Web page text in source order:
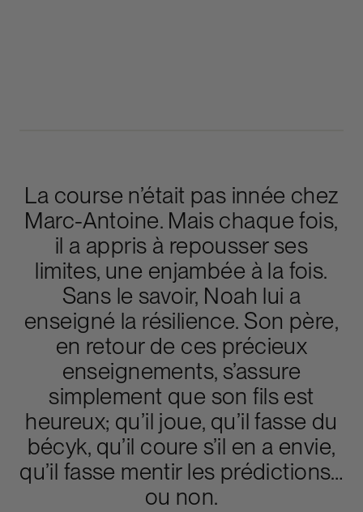
La course n’était pas innée chez
Marc-Antoine. Mais chaque fois,
il a appris à repousser ses
limites, une enjambée à la fois.
Sans le savoir, Noah lui a
enseigné la résilience. Son père,
en retour de ces précieux
enseignements, s’assure
simplement que son fils est
heureux; qu’il joue, qu’il fasse du
bécyk, qu’il coure s’il en a envie,
qu’il fasse mentir les prédictions…
ou non.